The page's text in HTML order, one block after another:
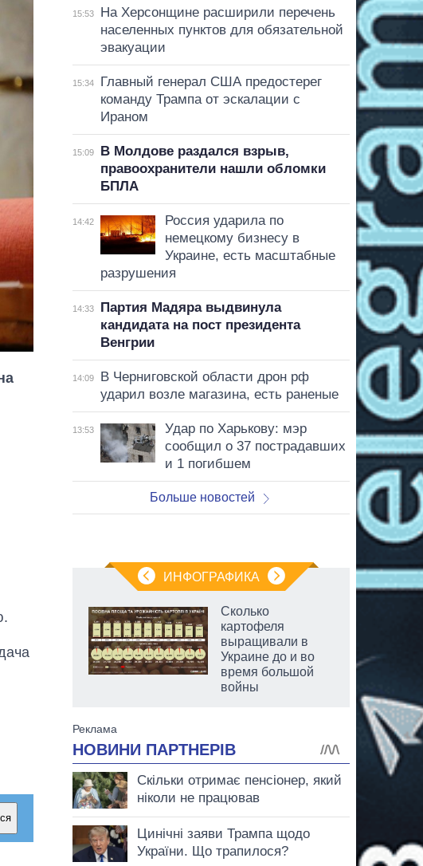
15:53
На Херсонщине расширили перечень
населенных пунктов для обязательной
эвакуации
15:34
Главный генерал США предостерег
команду Трампа от эскалации с
Ираном
15:09
В Молдове раздался взрыв,
правоохранители нашли обломки
БПЛА
14:42
Россия ударила по
немецкому бизнесу в
Украине, есть масштабные
разрушения
14:33
Партия Мадяра выдвинула
кандидата на пост президента
Венгрии
14:09
В Черниговской области дрон рф
ударил возле магазина, есть раненые
13:53
Удар по Харькову: мэр
сообщил о 37 пострадавших
и 1 погибшем
Больше новостей
ИНФОГРАФИКА
13 лет
Сколько
картофеля
выращивали в
Украине до и во
время большой
войны